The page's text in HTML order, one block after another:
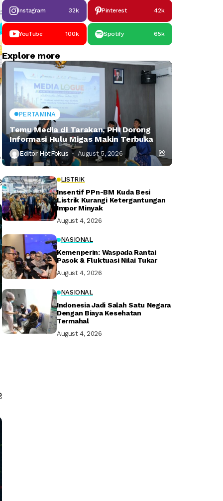
Instagram 32k Pinterest 42k
YouTube 100k Spotify 65k
Explore more
PERTAMINA
Temu Media di Tarakan, PHI Dorong
Informasi Hulu Migas Makin Terbuka
Editor HotFokus August 5, 2026
LISTRIK
Insentif PPn-BM Kuda Besi
Listrik Kurangi Ketergantungan
Impor Minyak
August 4, 2026
NASIONAL
Kemenperin: Waspada Rantai
Pasok & Fluktuasi Nilai Tukar
August 4, 2026
NASIONAL
Indonesia Jadi Salah Satu Negara
Dengan Biaya Kesehatan
Termahal
August 4, 2026